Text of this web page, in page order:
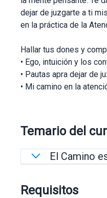
dejar de juzgarte a ti
en la práctica de la
Hallar tus dones y
• Ego, intuición y los
• Pautas apra dejar de
• Mi camino en la
Temario del
El Camino
Guía «El camino es
Requisitos